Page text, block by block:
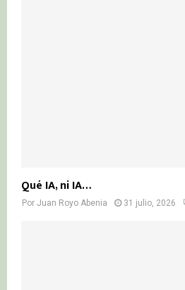
Qué IA, ni IA…
Por Juan Royo Abenia 31 julio, 2026